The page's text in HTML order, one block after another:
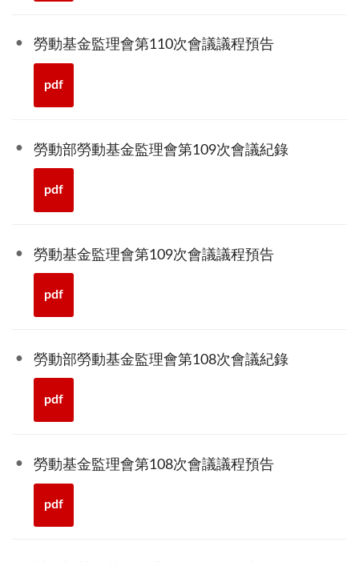
勞動基金監理會第110次會議議程預告
pdf
勞動部勞動基金監理會第109次會議紀錄
pdf
勞動基金監理會第109次會議議程預告
pdf
勞動部勞動基金監理會第108次會議紀錄
pdf
勞動基金監理會第108次會議議程預告
pdf